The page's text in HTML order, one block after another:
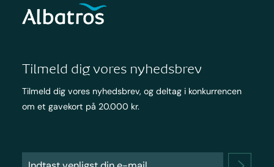
Tilmeld dig vores nyhedsbrev
Tilmeld dig vores nyhedsbrev, og deltag i konkurrencen
om et gavekort på 20.000 kr.